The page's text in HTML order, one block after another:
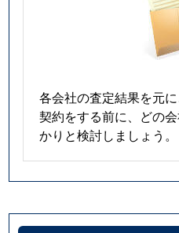
各会社の査定結果を元に
契約をする前に、どの
かりと検討しましょう。